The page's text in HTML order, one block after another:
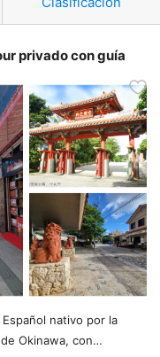
privado con guía
nativo por la
Okinawa, con